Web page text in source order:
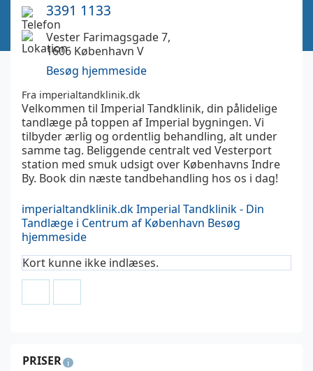
3391 1133
Vester Farimagsgade 7,
1606 København V
Besøg hjemmeside
Fra imperialtandklinik.dk
Velkommen til Imperial Tandklinik, din pålidelige
tandlæge på toppen af Imperial bygningen. Vi
tilbyder ærlig og ordentlig behandling, alt under
samme tag. Beliggende centralt ved Vesterport
station med smuk udsigt over Københavns Indre
By. Book din næste tandbehandling hos os i dag!
imperialtandklinik.dkImperial Tandklinik - Din
Tandlæge i Centrum af København Besøg
hjemmeside
Kort kunne ikke indlæses.
PRISER i